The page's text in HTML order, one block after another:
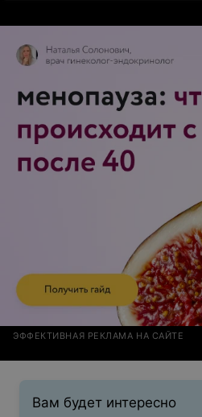
ЭФФЕКТИВНАЯ РЕКЛАМА НА САЙТЕ
Вам будет интересно